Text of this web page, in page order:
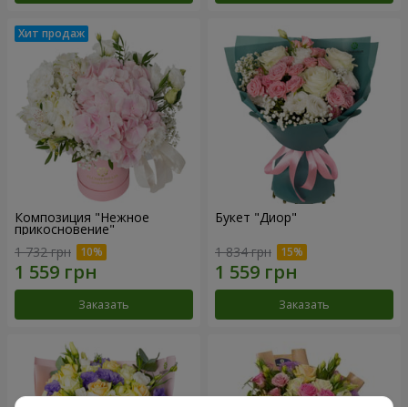
Композиция "Нежное
прикосновение"
1 732 грн
Заказать
Букет "Диор"
1 834 грн
Заказать